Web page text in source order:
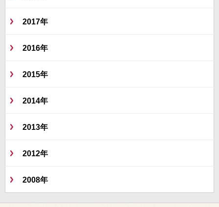
2017年
2016年
2015年
2014年
2013年
2012年
2008年